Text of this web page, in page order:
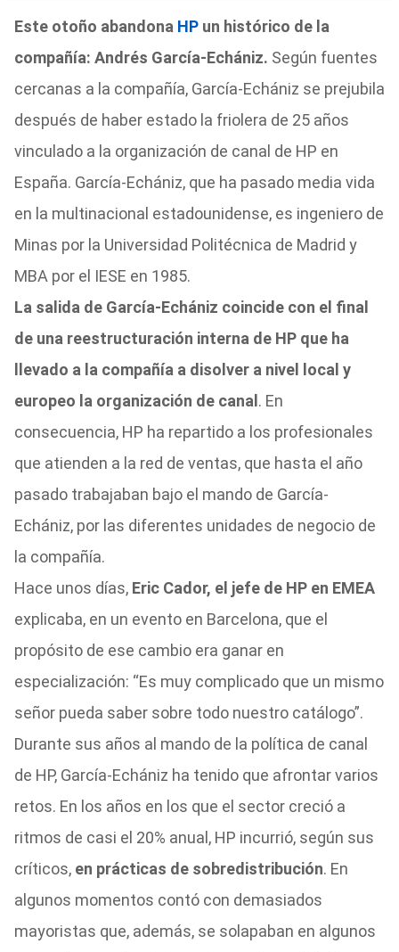
Este otoño abandona HPun histórico de la
compañía: Andrés García-Echániz. Según fuentes
cercanas a la compañía, García-Echániz se prejubila
después de haber estado la friolera de 25 años
vinculado a la organización de canal de HP en
España. García-Echániz, que ha pasado media vida
en la multinacional estadounidense, es ingeniero de
Minas por la Universidad Politécnica de Madrid y
MBA por el IESE en 1985.
La salida de García-Echániz coincide con el final
de una reestructuración interna de HP que ha
llevado a la compañía a disolver a nivel local y
europeo la organización de canal . En
consecuencia, HP ha repartido a los profesionales
que atienden a la red de ventas, que hasta el año
pasado trabajaban bajo el mando de García-
Echániz, por las diferentes unidades de negocio de
la compañía.
Hace unos días, Eric Cador, el jefe de HP en EMEA
explicaba, en un evento en Barcelona, que el
propósito de ese cambio era ganar en
especialización: “Es muy complicado que un mismo
señor pueda saber sobre todo nuestro catálogo”.
Durante sus años al mando de la política de canal
de HP, García-Echániz ha tenido que afrontar varios
retos. En los años en los que el sector creció a
ritmos de casi el 20% anual, HP incurrió, según sus
críticos, en prácticas de sobredistribución. En
algunos momentos contó con demasiados
mayoristas que, además, se solapaban en algunos